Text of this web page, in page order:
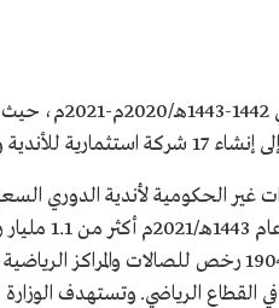
زادت مساهمة القطاع الرياضي
غير الحكومية لأندية الدوري
مليون ريال في عام 2020م، وأصدرت وزارة الرياضة أكثر من 1904 رخص
وظيفة غير مباشرة في القطاع الرياضي.